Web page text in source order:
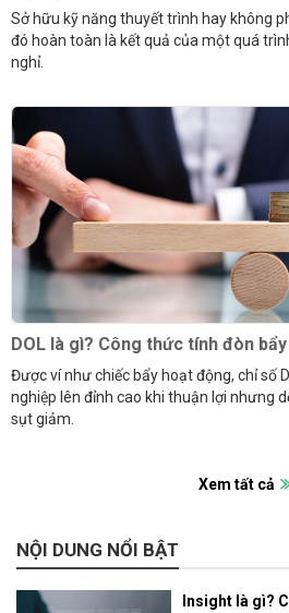
Sở hữu kỹ năng thuyết trình hay không
đó hoàn toàn là kết quả của một quá
nghỉ.
DOL là gì? Công thức tính đòn
Được ví như chiếc bẩy hoạt động, chỉ số
nghiệp lên đỉnh cao khi thuận lợi nhưng
sụt giảm.
Xem tất cả
NỘI DUNG NỔI BẬT
Insight là gì?